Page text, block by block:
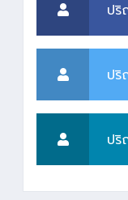
ป
ป
ป